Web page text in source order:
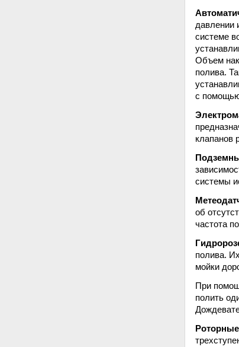
давлении
системе
Объем
полива.
с
клапанов
системы
об
частота
полива.
мойки
При
полить
Роторные